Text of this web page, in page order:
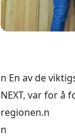
n En av de
NEXT, var for å
regionen.n
n